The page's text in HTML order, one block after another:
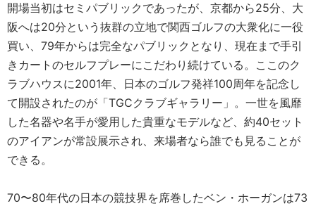
開場当初はセミパブリックであったが、京都から25分、大
阪へは20分という抜群の立地で関西ゴルフの大衆化に一役
買い、79年からは完全なパブリックとなり、現在まで手引
きカートのセルフプレーにこだわり続けている。ここのク
ラブハウスに2001年、日本のゴルフ発祥100周年を記念し
て開設されたのが「TGCクラブギャラリー」。一世を風靡
した名器や名手が愛用した貴重なモデルなど、約40セット
のアイアンが常設展示され、来場者なら誰でも見ることが
できる。
70〜80年代の日本の競技界を席巻したベン・ホーガンは73